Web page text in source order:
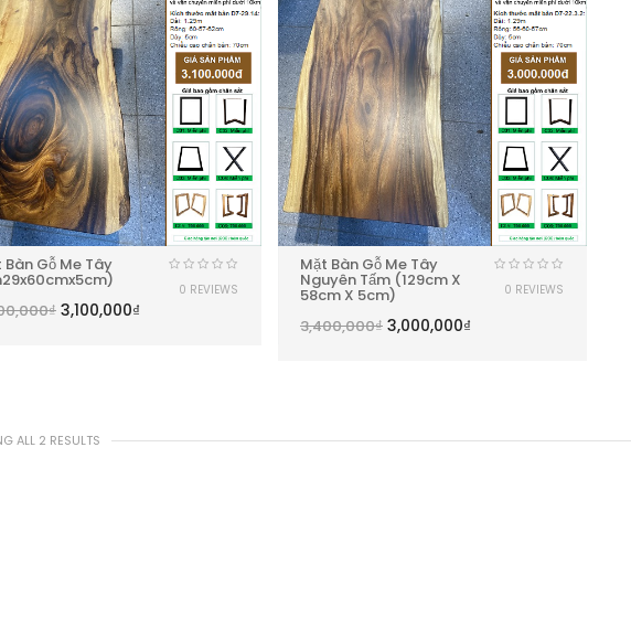
Bàn Gỗ Me Tây
₫ 3,100,000₫
0 REVIEWS
Mặt Bàn Gỗ Me Tây
Nguyên Tấm (129cm X
58cm X 5cm)
3,400,000₫ 3,000,000₫
0 REVIEWS
ALL 2 RESULTS